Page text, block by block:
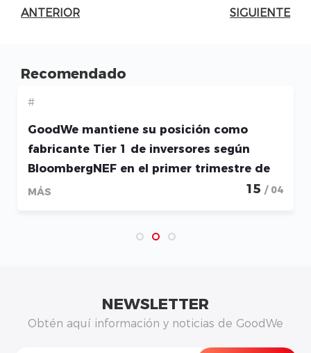
ANTERIOR SIGUIENTE
Recomendado
#
GoodWe mantiene su posición como
fabricante Tier 1 de inversores según
BloombergNEF en el primer trimestre de
2026
MÁS 15 / 04
NEWSLETTER
Obtén aquí información y noticias de GoodWe